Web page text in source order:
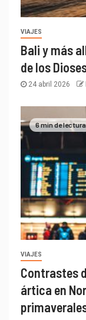
VIAJES
Bali y más
de los
24 abril 2026
6 min de lectura
VIAJES
Contrastes
ártica en